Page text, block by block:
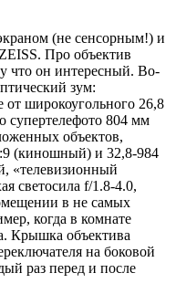
(не сенсорным!) и
Про объектив
что он интересный. Во-
зум:
от широкоугольного 26,8
супертелефото 804 мм
объектов,
(киношный) и 32,8-984
«телевизионный
светосила f/1.8-4.0,
в не самых
когда в комнате
Крышка объектива
на боковой
раз перед и после